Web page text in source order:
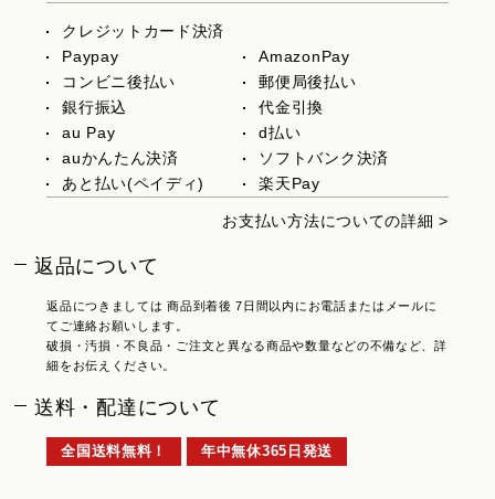
クレジットカード決済
Paypay
AmazonPay
コンビニ後払い
郵便局後払い
銀行振込
代金引換
au Pay
d払い
auかんたん決済
ソフトバンク決済
あと払い(ペイディ)
楽天Pay
お支払い方法についての詳細 >
返品について
返品につきましては 商品到着後 7日間以内にお電話またはメールに
てご連絡お願いします。
破損・汚損・不良品・ご注文と異なる商品や数量などの不備など、詳
細をお伝えください。
送料・配達について
全国送料無料！ 年中無休365日発送